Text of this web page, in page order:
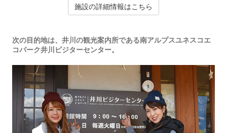
施設の詳細情報はこちら
次の目的地は、井川の観光案内所である南アルプスユネスコエ
コパーク井川ビジターセンター。